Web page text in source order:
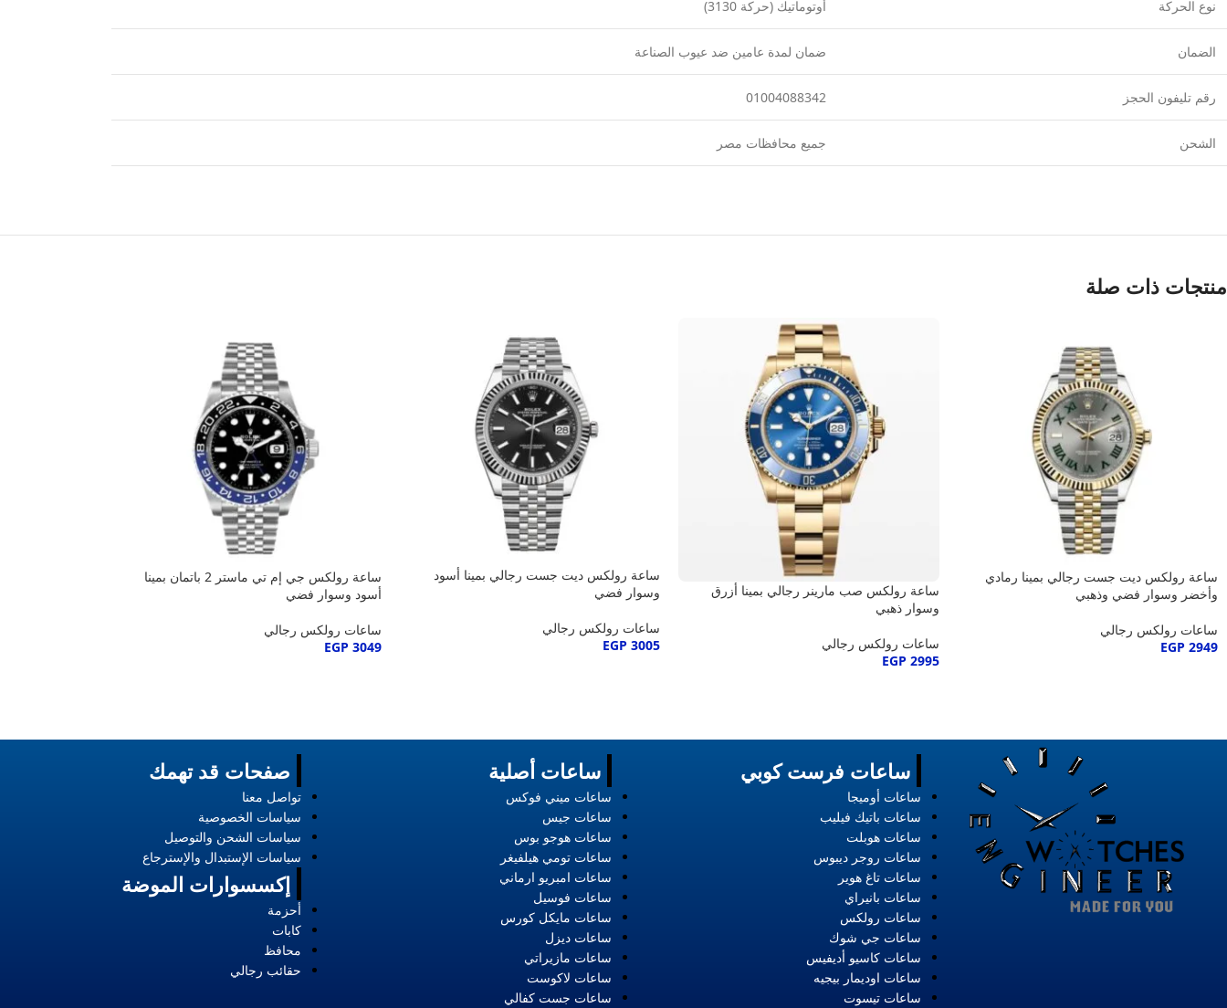
نوع الحركة أوتوماتيك (حركة 3130)
الضمان ضمان لمدة عامين ضد عيوب الصناعة
رقم تليفون الحجز 01004088342
الشحن جميع محافظات مصر
منتجات ذات صلة
ساعة رولكس ديت جست رجالي بمينا رمادي
وأخضر وسوار فضي وذهبي
ساعات رولكس رجالي
EGP 2949
ساعة رولكس صب مارينر رجالي بمينا أزرق
وسوار ذهبي
ساعات رولكس رجالي
EGP 2995
ساعة رولكس ديت جست رجالي بمينا أسود
وسوار فضي
ساعات رولكس رجالي
EGP 3005
ساعة رولكس جي إم تي ماستر 2 باتمان بمينا
أسود وسوار فضي
ساعات رولكس رجالي
EGP 3049
صفحات قد تهمك
تواصل معنا
سياسات الخصوصية
سياسات الشحن والتوصيل
سياسات الإستبدال والإسترجاع
إكسسوارات الموضة
أحزمة
كابات
محافظ
حقائب رجالي
ساعات أصلية
ساعات ميني فوكس
ساعات جيس
ساعات هوجو بوس
ساعات تومي هيلفيغر
ساعات امبريو ارماني
ساعات فوسيل
ساعات مايكل كورس
ساعات ديزل
ساعات مازيراتي
ساعات لاكوست
ساعات جست كفالي
ساعات فرست كوبي
ساعات أوميجا
ساعات باتيك فيليب
ساعات هوبلت
ساعات روجر ديبوس
ساعات تاغ هوير
ساعات بانيراي
ساعات رولكس
ساعات جي شوك
ساعات كاسيو أديفيس
ساعات اوديمار بيجيه
ساعات تيسوت